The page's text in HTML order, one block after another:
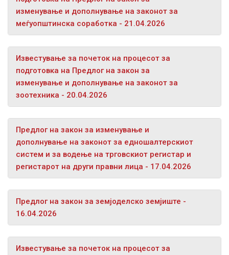
изменување и дополнување на законот за
меѓуопштинска соработка - 21.04.2026
Известување за почеток на процесот за
подготовка на Предлог на закон за
изменување и дополнување на законот за
зоотехника - 20.04.2026
Предлог на закон за изменување и
дополнување на законот за едношалтерскиот
систем и за водење на трговскиот регистар и
регистарот на други правни лица - 17.04.2026
Предлог на закон за земјоделско земјиште -
16.04.2026
Известување за почеток на процесот за